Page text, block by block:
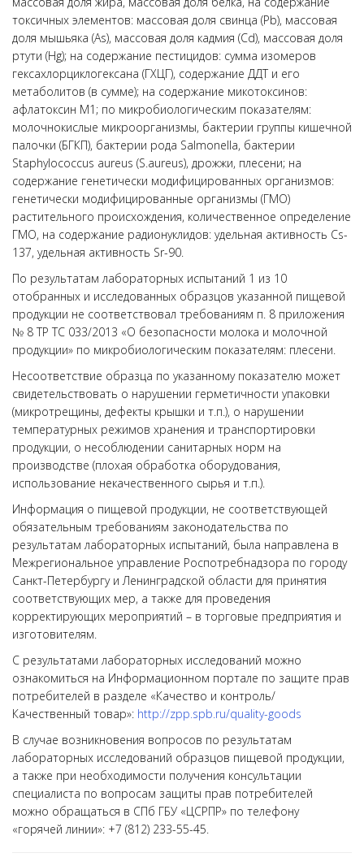
токсичных элементов: массовая доля свинца (Pb), массовая
доля мышьяка (Аs), массовая доля кадмия (Cd), массовая доля
ртути (Hg); на содержание пестицидов: сумма изомеров
гексахлорциклогексана (ГХЦГ), содержание ДДТ и его
метаболитов (в сумме); на содержание микотоксинов:
афлатоксин М1; по микробиологическим показателям:
молочнокислые микроорганизмы, бактерии группы кишечной
палочки (БГКП), бактерии рода Salmonella, бактерии
Staphylococcus aureus (S.aureus), дрожжи, плесени; на
содержание генетически модифицированных организмов:
генетически модифицированные организмы (ГМО)
растительного происхождения, количественное определение
ГМО, на содержание радионуклидов: удельная активность Cs-
137, удельная активность Sr-90.
По результатам лабораторных испытаний 1 из 10
отобранных и исследованных образцов указанной пищевой
продукции не соответствовал требованиям п. 8 приложения
№ 8 ТР ТС 033/2013 «О безопасности молока и молочной
продукции» по микробиологическим показателям: плесени.
Несоответствие образца по указанному показателю может
свидетельствовать о нарушении герметичности упаковки
(микротрещины, дефекты крышки и т.п.), о нарушении
температурных режимов хранения и транспортировки
продукции, о несоблюдении санитарных норм на
производстве (плохая обработка оборудования,
использование некачественного сырья и т.п.).
Информация о пищевой продукции, не соответствующей
обязательным требованиям законодательства по
результатам лабораторных испытаний, была направлена в
Межрегиональное управление Роспотребнадзора по городу
Санкт-Петербургу и Ленинградской области для принятия
соответствующих мер, а также для проведения
корректирующих мероприятий – в торговые предприятия и
изготовителям.
С результатами лабораторных исследований можно
ознакомиться на Информационном портале по защите прав
потребителей в разделе «Качество и контроль/
Качественный товар»: http://zpp.spb.ru/quality-goods
В случае возникновения вопросов по результатам
лабораторных исследований образцов пищевой продукции,
а также при необходимости получения консультации
специалиста по вопросам защиты прав потребителей
можно обращаться в СПб ГБУ «ЦСРПР» по телефону
«горячей линии»: +7 (812) 233-55-45.